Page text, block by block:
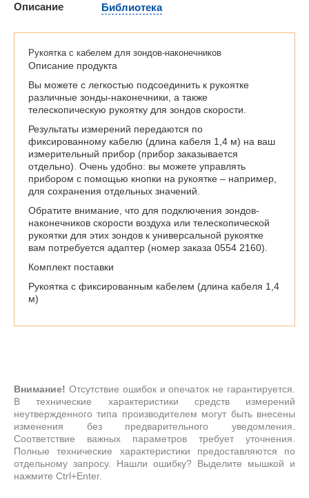
Описание Библиотека
Рукоятка с кабелем для зондов-наконечников
Описание продукта
Вы можете с легкостью подсоединить к рукоятке
различные зонды-наконечники, а также
телескопическую рукоятку для зондов скорости.
Результаты измерений передаются по
фиксированному кабелю (длина кабеля 1,4 м) на ваш
измерительный прибор (прибор заказывается
отдельно). Очень удобно: вы можете управлять
прибором с помощью кнопки на рукоятке – например,
для сохранения отдельных значений.
Обратите внимание, что для подключения зондов-
наконечников скорости воздуха или телескопической
рукоятки для этих зондов к универсальной рукоятке
вам потребуется адаптер (номер заказа 0554 2160).
Комплект поставки
Рукоятка с фиксированным кабелем (длина кабеля 1,4
м)
Внимание! Отсутствие ошибок и опечаток не гарантируется.
В технические характеристики средств измерений
неутвержденного типа производителем могут быть внесены
изменения без предварительного уведомления.
Соответствие важных параметров требует уточнения.
Полные технические характеристики предоставляются по
отдельному запросу. Нашли ошибку? Выделите мышкой и
нажмите Ctrl+Enter.